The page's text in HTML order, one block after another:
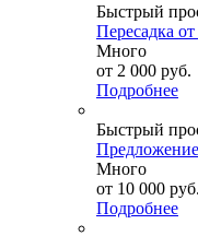
Быстрый
Пересадка
Много
от 2 000 руб.
Подробнее
Быстрый
Много
от 10 000 руб.
Подробнее